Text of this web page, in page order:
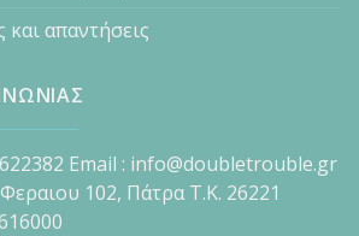
απαντήσεις
Email : info@doubletrouble.gr
102, Πάτρα Τ.Κ. 26221